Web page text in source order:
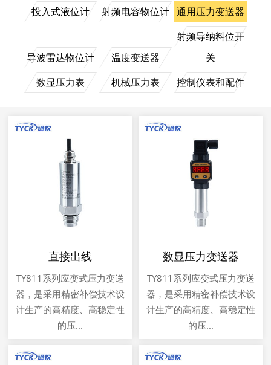
投入式液位计
射频电容物位计 通用压力变送器
导波雷达物位计 温度变送器
射频导纳料位开
关
数显压力表
机械压力表 控制仪表和配件
直接出线
TY811系列应变式压力变送
器，是采用精密补偿技术设
计生产的高精度、高稳定性
的压...
数显压力变送器
TY811系列应变式压力变送
器，是采用精密补偿技术设
计生产的高精度、高稳定性
的压...